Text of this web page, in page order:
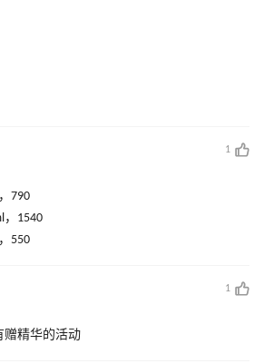
1
790
，1540
550
1
赠精华的活动